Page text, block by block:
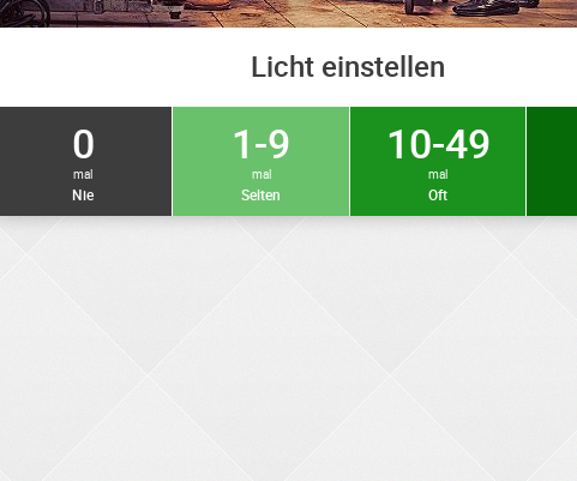
Licht einstellen
0
mal
Nie
1-9
mal
Selten
10-49
mal
Oft